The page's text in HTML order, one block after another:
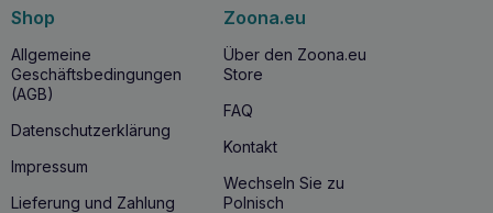
Shop
Allgemeine
Geschäftsbedingungen
(AGB)
Datenschutzerklärung
Impressum
Lieferung und Zahlung
Zoona.eu
Über den Zoona.eu
Store
FAQ
Kontakt
Wechseln Sie zu
Polnisch